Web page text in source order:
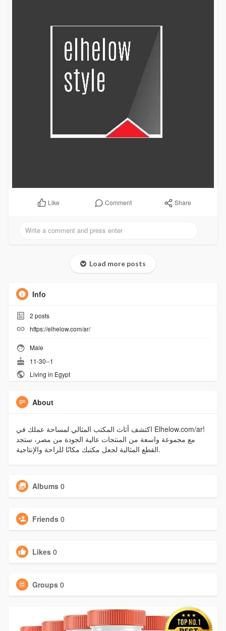
Like Comment Share
Load more posts
Info
2 posts
https://elhelow.com/ar/
Male
11-30--1
Living in Egypt
About
اكتشف أثاث المكتب المثالي لمساحة عملك في Elhelow.com/ar!
مع مجموعة واسعة من المنتجات عالية الجودة من مصر، ستجد
القطع المثالية لجعل مكتبك مكانًا للراحة والإنتاجية.
Albums 0
Friends 0
Likes 0
Groups 0